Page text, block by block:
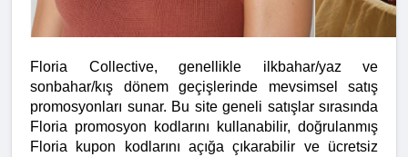
Floria Collective, genellikle ilkbahar/yaz ve
sonbahar/kış dönem geçişlerinde mevsimsel satış
promosyonları sunar. Bu site geneli satışlar sırasında
Floria promosyon kodlarını kullanabilir, doğrulanmış
Floria kupon kodlarını açığa çıkarabilir ve ücretsiz